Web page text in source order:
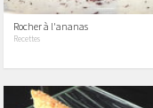
Rocher à l'ananas
Recettes